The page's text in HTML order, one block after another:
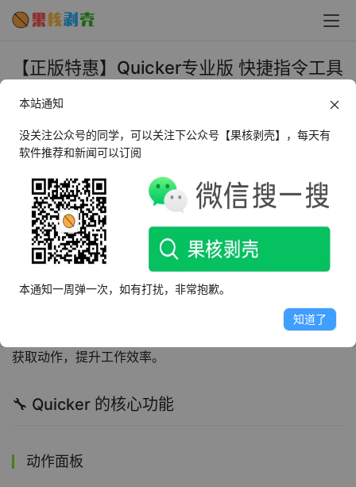
【正版特惠】Quicker专业版 快捷指令工具
2025年5月26日 下午6:40 正版特惠
Quicker有多强，估计不用果核多说。其实，就算是免费版
本也够用。不过作为电脑资深玩家，专业版是必备的。
Quicker 是一款高效便捷的生产力工具，通过鼠标和键盘操
作，可快速触达常用功能并实现自动化操作。它支持创建基
础动作，为软件、快捷键、文字内容等建立捷径，并通过组
合动作实现复杂任务的自动化，如数据传递、重复操作等。
用户还可自定义面板外观、触发方式，并通过动作库分享和
获取动作，提升工作效率。
🔧 Quicker 的核心功能
动作面板
本站通知
没关注公众号的同学，可以关注下公众号【果核剥壳】，每天有
软件推荐和新闻可以订阅
本通知一周弹一次，如有打扰，非常抱歉。
知道了